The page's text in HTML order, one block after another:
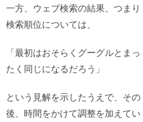
一方、ウェブ検索の結果、つまり
検索順位については、
「最初はおそらくグーグルとまっ
たく同じになるだろう」
という見解を示したうえで、その
後、時間をかけて調整を加えてい